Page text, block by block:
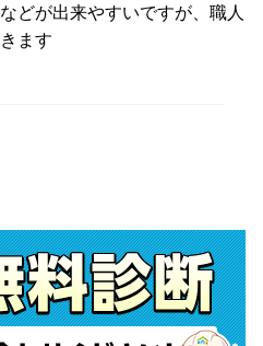
どが出来やすいですが、職人
ます